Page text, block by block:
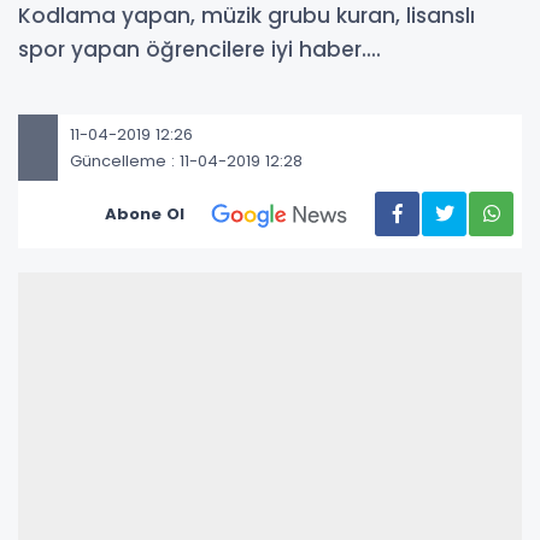
Kodlama yapan, müzik grubu kuran, lisanslı
spor yapan öğrencilere iyi haber....
11-04-2019 12:26
Güncelleme : 11-04-2019 12:28
Abone Ol